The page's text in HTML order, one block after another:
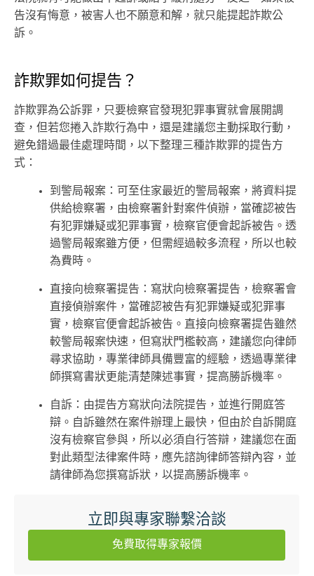
告沒有悔意，被害人也不願意和解，就只能提起詐欺公
訴。
詐欺罪如何提告？
詐欺罪為公訴罪，只要檢察官發現犯罪事實就會展開調
查，但若您捲入詐欺行為中，還是建議您主動採取行動，
避免錯過最佳處理時間，以下整理三種詐欺罪的提告方
式：
到警局報案：可至住家最近的警局報案，將資料提
供給檢察署，由檢察署針對案件偵辦，當確認被告
有犯罪嫌疑或犯罪事實，檢察官便會起訴被告。透
過警局報案雖方便，但需經過較多流程，所以也較
為費時。
直接向檢察署提告：寫狀向檢察署提告，檢察署會
直接偵辦案件，當確認被告有犯罪嫌疑或犯罪事
實，檢察官便會起訴被告。直接向檢察署提告雖然
較警局報案快速，但寫狀門檻較高，建議您向律師
尋求協助，專業律師具備豐富的經驗，透過專業律
師撰寫書狀更能清楚陳述事實，提高勝訴機率。
自訴：由提告方寫狀向法院提告，並進行開庭答
辯。自訴雖然在案件辦理上最快，但由於自訴開庭
沒有檢察官參與，所以必須自行答辯，建議您在面
對此類型法律案件時，應先諮詢律師答辯內容，並
請律師為您撰寫訴狀，以提高勝訴機率。
立即與專家聯繫洽談
免費取得專家報價